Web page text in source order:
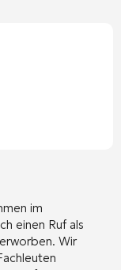
im
einen Ruf als
Wir